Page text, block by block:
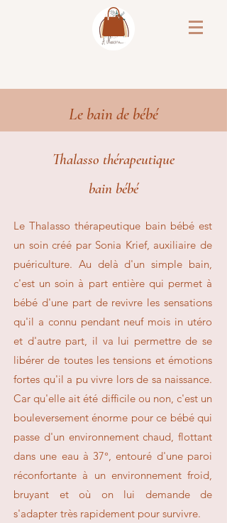
Le bain de bébé
Thalasso thérapeutique
bain bébé
Le Thalasso thérapeutique bain bébé est
un soin créé par Sonia Krief, auxiliaire de
puériculture. Au delà d'un simple bain,
c'est un soin à part entière qui permet à
bébé d'une part de revivre les sensations
qu'il a connu pendant neuf mois in utéro
et d'autre part, il va lui permettre de se
libérer de toutes les tensions et émotions
fortes qu'il a pu vivre lors de sa naissance.
Car qu'elle ait été difficile ou non, c'est un
bouleversement énorme pour ce bébé qui
passe d'un environnement chaud, flottant
dans une eau à 37°, entouré d'une paroi
réconfortante à un environnement froid,
bruyant et où on lui demande de
s'adapter très rapidement pour survivre.